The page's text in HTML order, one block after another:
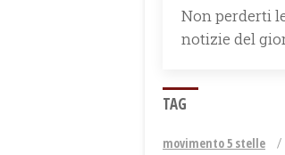
Non perderti
notizie del
TAG
movimento 5 stelle